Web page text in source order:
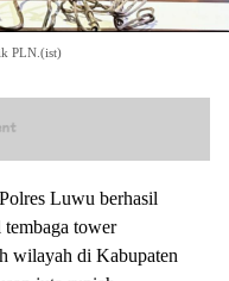
PLN.(ist)
Luwu berhasil
tower
wilayah di Kabupaten